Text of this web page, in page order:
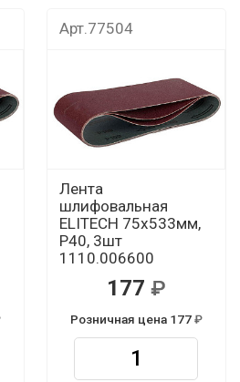
Арт.77504
Лента
шлифовальная
ELITECH 75х533мм,
Р40, 3шт
1110.006600
177
Розничная цена 177